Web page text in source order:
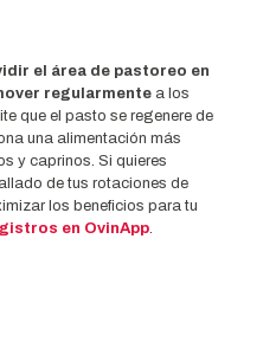
el área de pastoreo en
regularmentea los
que el pasto se regenere de
una alimentación más
y caprinos. Si quieres
de tus rotaciones de
los beneficios para tu
en OvinApp.